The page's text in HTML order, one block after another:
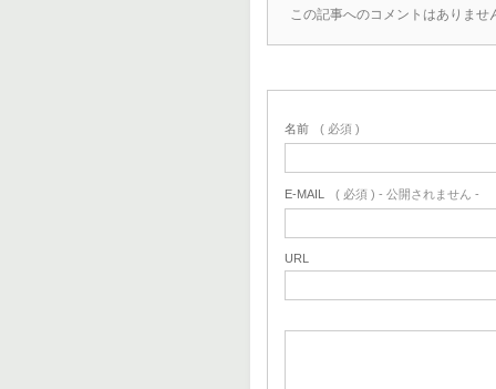
この記事へのコメントはありませ
名前 ( 必須 )
E-MAIL ( 必須 ) - 公開されません -
URL